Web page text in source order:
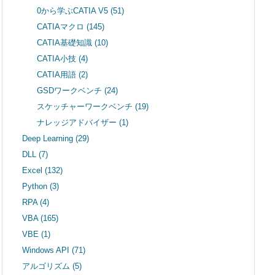
0から学ぶCATIA V5(51)
CATIAマクロ(145)
CATIA基礎知識(10)
CATIA小技(4)
CATIA用語(2)
GSDワークベンチ(24)
スケッチャーワークベンチ(19)
ナレッジアドバイザー(1)
Deep Learning (29)
DLL (7)
Excel (132)
Python (3)
RPA (4)
VBA (165)
VBE (1)
Windows API (71)
アルゴリズム (5)